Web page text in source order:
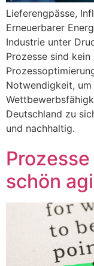
Lieferengpässe,
Erneuerbarer
Industrie unter
Prozesse sind kein
Notwendigkeit,
Deutschland zu
und nachhaltig.
schön